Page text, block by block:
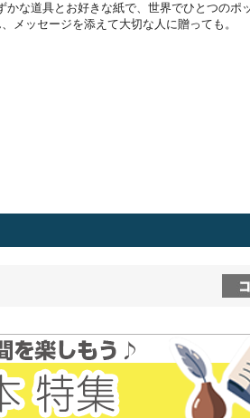
かな道具とお好きな紙で、世界でひとつのポ
メッセージを添えて大切な人に贈っても。